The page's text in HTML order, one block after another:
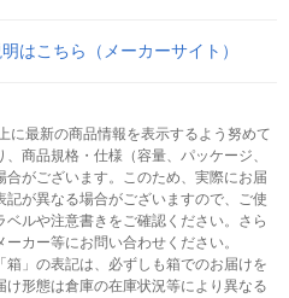
はこちら（メーカーサイト）
に最新の商品情報を表示するよう努めて
商品規格・仕様（容量、パッケージ、
がございます。このため、実際にお届
が異なる場合がございますので、ご使
ルや注意書きをご確認ください。さら
カー等にお問い合わせください。
」の表記は、必ずしも箱でのお届けを
形態は倉庫の在庫状況等により異なる